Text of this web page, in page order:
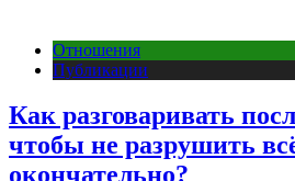
Отношения
Публикации
Как разговаривать
чтобы не разрушить
окончательно?